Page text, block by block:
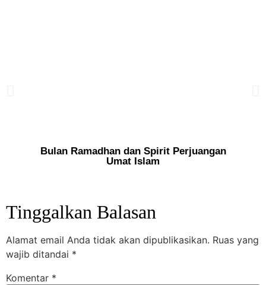
Bulan Ramadhan dan Spirit Perjuangan
Umat Islam
Tinggalkan Balasan
Alamat email Anda tidak akan dipublikasikan. Ruas yang
wajib ditandai *
Komentar *